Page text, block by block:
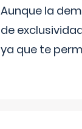
Aunque la
de
ya que te